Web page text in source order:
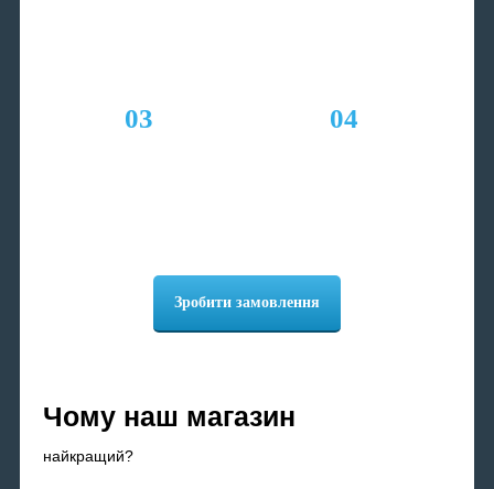
03 04
Зробити замовлення
Чому наш магазин
найкращий?